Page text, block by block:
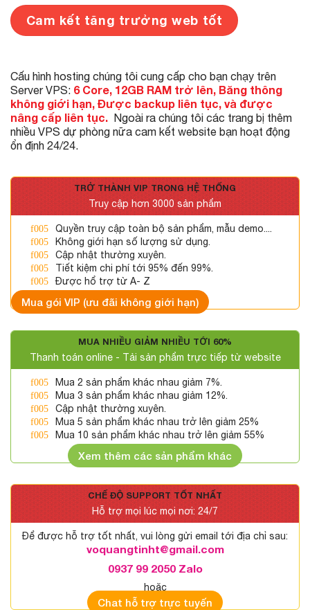
Cam kết tăng trưởng web tốt
Cấu hình hosting chúng tôi cung cấp cho bạn chạy trên
Server VPS: 6 Core, 12GB RAM trở lên, Băng thông
không giới hạn, Được backup liên tục, và được
nâng cấp liên tục. Ngoài ra chúng tôi các trang bị thêm
nhiều VPS dự phòng nữa cam kết website bạn hoạt động
ổn định 24/24.
TRỞ THÀNH VIP TRONG HỆ THỐNG
Truy cập hơn 3000 sản phẩm
Quyền truy cập toàn bộ sản phẩm, mẫu demo....
Không giới hạn số lượng sử dụng.
Cập nhật thường xuyên.
Tiết kiệm chi phí tới 95% đến 99%.
Được hổ trợ từ A- Z
Mua gói VIP (ưu đãi không giới hạn)
MUA NHIỀU GIẢM NHIỀU TỚI 60%
Thanh toán online - Tải sản phẩm trực tiếp từ website
Mua 2 sản phẩm khác nhau giảm 7%.
Mua 3 sản phẩm khác nhau giảm 12%.
Cập nhật thường xuyên.
Mua 5 sản phẩm khác nhau trở lên giảm 25%
Mua 10 sản phẩm khác nhau trở lên giảm 55%
Xem thêm các sản phẩm khác
CHẾ ĐỘ SUPPORT TỐT NHẤT
Hỗ trợ mọi lúc mọi nơi: 24/7
Để được hỗ trợ tốt nhất, vui lòng gửi email tới địa chỉ sau:
voquangtinht@gmail.com
0937 99 2050 Zalo
hoặc
Chat hỗ trợ trực tuyến